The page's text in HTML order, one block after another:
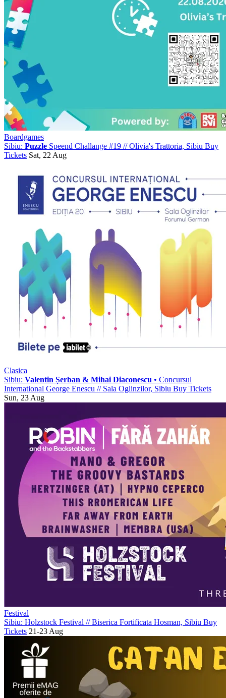
Boardgames
Sibiu: Puzzle Speend Challange #19 //Olivia's Trattoria, Sibiu Buy
Tickets Sat, 22 Aug
Clasica
Sibiu: Valentin Șerban & Mihai Diaconescu • Concursul
International George Enescu //Sala Oglinzilor, Sibiu Buy Tickets
Sun, 23 Aug
Festival
Sibiu: Holzstock Festival //Biserica Fortificata Hosman, Sibiu Buy
Tickets 21-23 Aug